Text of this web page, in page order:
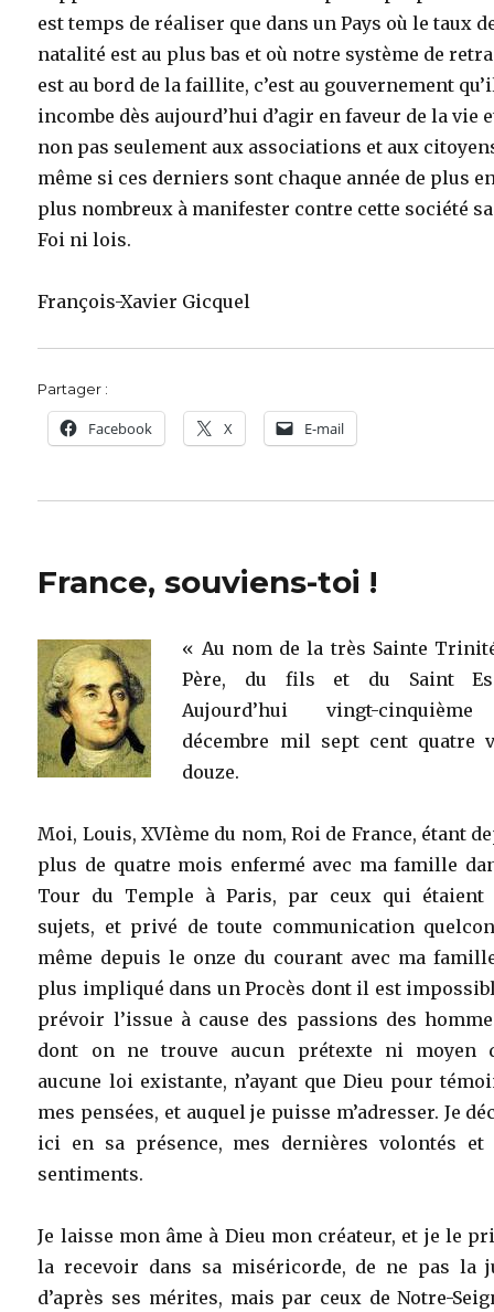
est temps de réaliser que dans un Pays où le taux
natalité est au plus bas et où notre système de
est au bord de la faillite, c’est au gouvernement
incombe dès aujourd’hui d’agir en faveur de la vie
non pas seulement aux associations et aux
même si ces derniers sont chaque année de plus
plus nombreux à manifester contre cette société
Foi ni lois.
François-Xavier Gicquel
Partager :
Facebook X E-mail
France, souviens-toi !
« Au nom de la très Sainte
Père, du fils et du Saint
Aujourd’hui vingt-
décembre mil sept cent quatre
douze.
Moi, Louis, XVIème du nom, Roi de France, étant
plus de quatre mois enfermé avec ma famille
Tour du Temple à Paris, par ceux qui étaient
sujets, et privé de toute communication
même depuis le onze du courant avec ma
plus impliqué dans un Procès dont il est
prévoir l’issue à cause des passions des
dont on ne trouve aucun prétexte ni moyen
aucune loi existante, n’ayant que Dieu pour
mes pensées, et auquel je puisse m’adresser. Je
ici en sa présence, mes dernières volontés et
sentiments.
Je laisse mon âme à Dieu mon créateur, et je le
la recevoir dans sa miséricorde, de ne pas la
d’après ses mérites, mais par ceux de Notre-